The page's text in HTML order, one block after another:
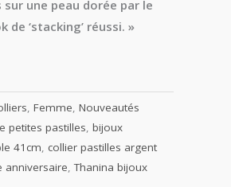
une peau dorée par le
‘stacking’ réussi. »
, Femme, Nouveautés
petites pastilles, bijoux
41cm, collier pastilles argent
anniversaire,Thanina bijoux